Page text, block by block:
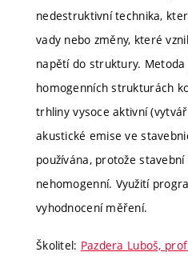
nedestruktivní technika,
vady nebo změny, které
napětí do struktury.
homogenních strukturách
trhliny vysoce aktivní
akustické emise ve
používána, protože
nehomogenní. Využití
vyhodnocení měření.
Školitel: Pazdera Luboš,